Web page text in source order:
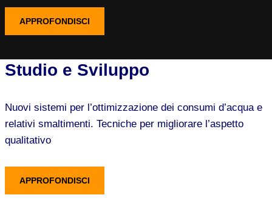
APPROFONDISCI
Studio e Sviluppo
Nuovi sistemi per l’ottimizzazione dei consumi d’acqua e
relativi smaltimenti. Tecniche per migliorare l’aspetto
qualitativo
APPROFONDISCI